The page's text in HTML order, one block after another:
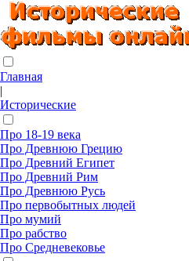
Главная
|
Исторические
Про 18-19 века
Про Древнюю Грецию
Про Древний Египет
Про Древний Рим
Про Древнюю Русь
Про первобытных людей
Про мумий
Про рабство
Про Средневековье